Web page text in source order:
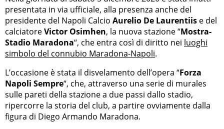
presentata in via ufficiale, alla presenza anche del
presidente del Napoli Calcio Aurelio De Laurentiis e del
calciatoreVictor Osimhen, la nuova stazione “Mostra-
Stadio Maradona“, che entra così di diritto nei luoghi
simbolo del connubio Maradona-Napoli.
L’occasione è stata il disvelamento dell’opera “Forza
Napoli Sempre“, che, attraverso una serie di murales
sulle pareti della stazione a due passi dallo stadio,
ripercorre la storia del club, a partire ovviamente dalla
figura di Diego Armando Maradona.